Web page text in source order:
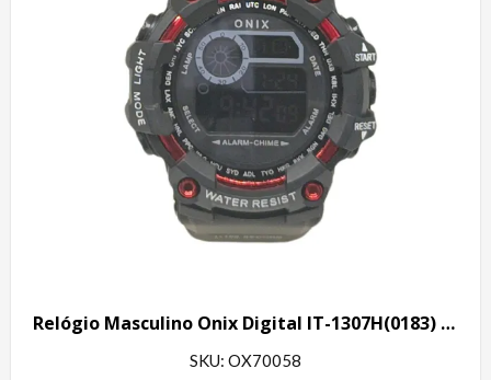
Relógio Masculino Onix Digital IT-1307H(0183) Preto e Vermelho
SKU: OX70058